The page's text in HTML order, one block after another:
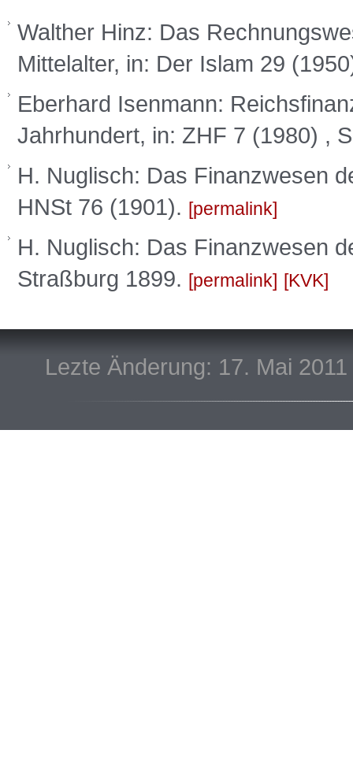
Walther Hinz: Das
Mittelalter, in: Der Islam 29
Eberhard Isenmann:
Jahrhundert, in: ZHF 7 (1980) ,
H. Nuglisch: Das Finanzwesen
HNSt 76 (1901).
permalink
H. Nuglisch: Das Finanzwesen
Straßburg 1899.
permalink KVK
Lezte Änderung: 17. Mai